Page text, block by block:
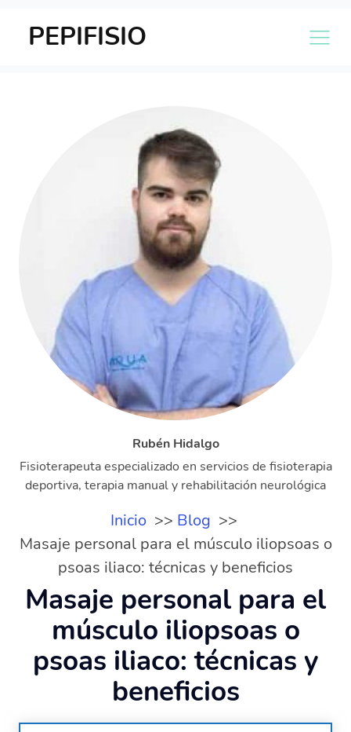
PEPIFISIO
Rubén Hidalgo
Fisioterapeuta especializado en servicios de fisioterapia
deportiva, terapia manual y rehabilitación neurológica
Inicio
Blog
Masaje personal para el músculo iliopsoas o
psoas iliaco: técnicas y beneficios
Masaje personal para el
músculo iliopsoas o
psoas iliaco: técnicas y
beneficios